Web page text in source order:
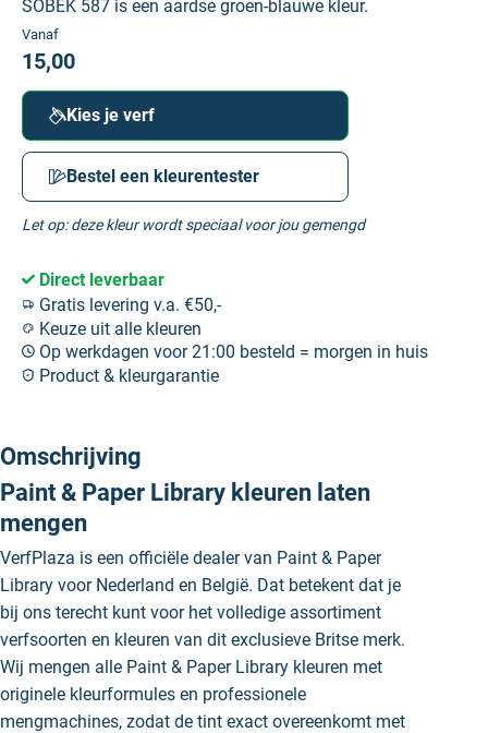
SOBEK 587 is een aardse groen‑blauwe kleur.
Vanaf
15,00
Kies je verf
Bestel een kleurentester
Let op: deze kleur wordt speciaal voor jou gemengd
Direct leverbaar
Gratis levering v.a. €50,-
Keuze uit alle kleuren
Op werkdagen voor 21:00 besteld = morgen in huis
Product & kleurgarantie
Omschrijving
Paint & Paper Library kleuren laten
mengen
VerfPlaza is een officiële dealer van Paint & Paper
Library voor Nederland en België. Dat betekent dat je
bij ons terecht kunt voor het volledige assortiment
verfsoorten en kleuren van dit exclusieve Britse merk.
Wij mengen alle Paint & Paper Library kleuren met
originele kleurformules en professionele
mengmachines, zodat de tint exact overeenkomt met